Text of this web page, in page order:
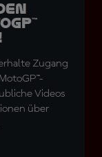
Zugang
Videos
über